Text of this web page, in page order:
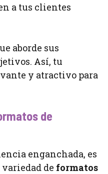
a tus clientes
aborde sus
Así, tu
y atractivo para
de
enganchada, es
de formatos